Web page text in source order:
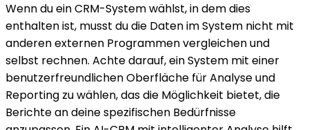
Wenn du ein CRM-System wählst, in dem dies
enthalten ist, musst du die Daten im System nicht mit
anderen externen Programmen vergleichen und
selbst rechnen. Achte darauf, ein System mit einer
benutzerfreundlichen Oberfläche für Analyse und
Reporting zu wählen, das die Möglichkeit bietet, die
Berichte an deine spezifischen Bedürfnisse